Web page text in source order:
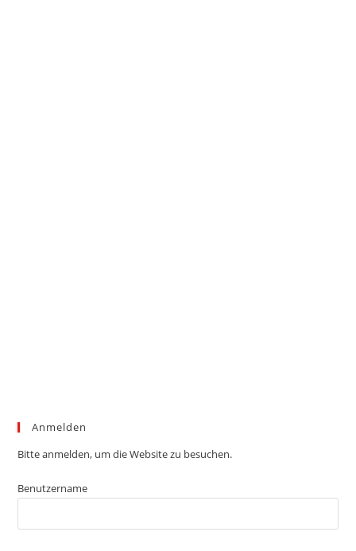
Anmelden
Bitte anmelden, um die Website zu besuchen.
Benutzername